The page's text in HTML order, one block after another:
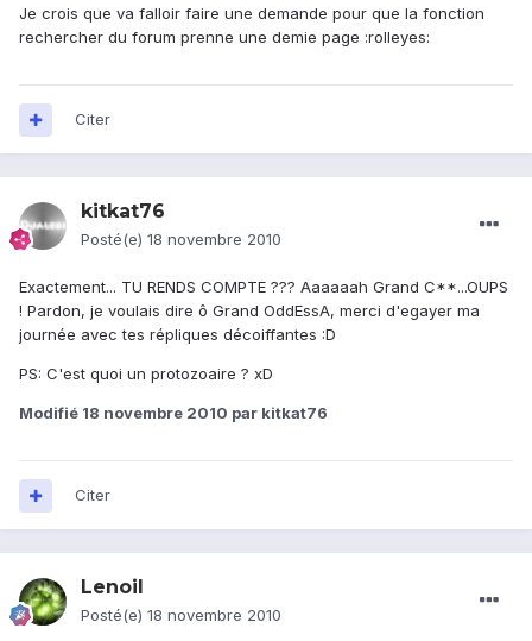
Je crois que va falloir faire une demande pour que la fonction
rechercher du forum prenne une demie page :rolleyes:
Citer
kitkat76
Posté(e) 18 novembre 2010
Exactement... TU RENDS COMPTE ??? Aaaaaah Grand C**...OUPS
! Pardon, je voulais dire ô Grand OddEssA, merci d'egayer ma
journée avec tes répliques décoiffantes :D
PS: C'est quoi un protozoaire ? xD
Modifié 18 novembre 2010 par kitkat76
Citer
Lenoil
Posté(e) 18 novembre 2010